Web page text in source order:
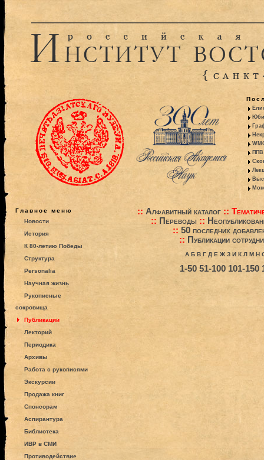
ППВ
Главное меню
Новости
История
К 80-летию Победы
Структура
Personalia
Научная жизнь
Рукописные
сокровища
Публикации
Лекторий
Периодика
Архивы
Работа с рукописями
Экскурсии
Продажа книг
Спонсорам
Аспирантура
Библиотека
ИВР в СМИ
Противодействие
:: Алфавитный каталог ::
:: Переводы::
:: 50 последних
:: Публикации
А Б В Г Д Е Ж З И К Л М Н
1-50 51-100 101-150